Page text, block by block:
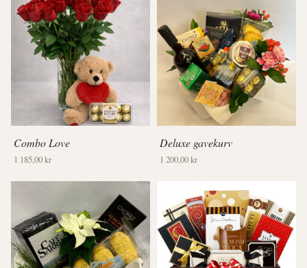
Combo Love
1 185,00 kr
Deluxe gavekurv
1 200,00 kr